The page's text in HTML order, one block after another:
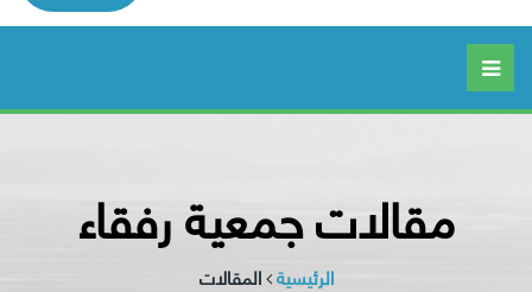
مقالات جمعية رفقاء
الرئيسية المقالات